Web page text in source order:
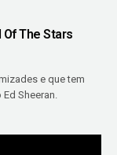
Of The Stars
e que tem
Sheeran.